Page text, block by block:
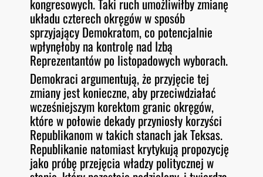
kongresowych. Taki ruch umożliwiłby zmianę
układu czterech okręgów w sposób
sprzyjający Demokratom, co potencjalnie
wpłynęłoby na kontrolę nad Izbą
Reprezentantów po listopadowych wyborach.
Demokraci argumentują, że przyjęcie tej
zmiany jest konieczne, aby przeciwdziałać
wcześniejszym korektom granic okręgów,
które w połowie dekady przyniosły korzyści
Republikanom w takich stanach jak Teksas.
Republikanie natomiast krytykują propozycję
jako próbę przejęcia władzy politycznej w